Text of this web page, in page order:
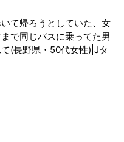
て帰ろうとしていた、女
で同じバスに乗ってた男
(長野県・50代女性)|Jタ